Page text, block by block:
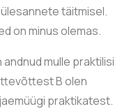
täitmisel.
on minus olemas.
mulle praktilisi
B olen
praktikatest.